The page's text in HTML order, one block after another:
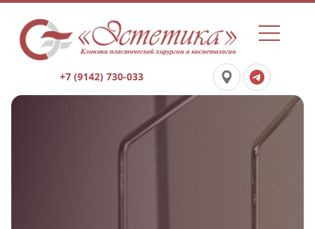
+7 (9142) 730-033